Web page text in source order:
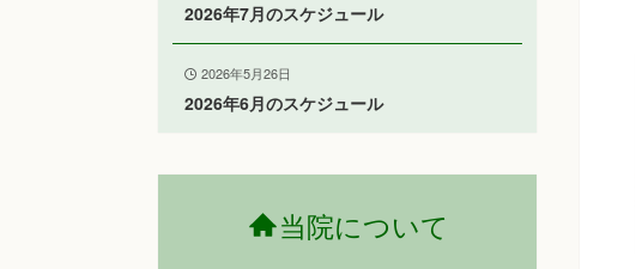
2026年7月のスケジュール
2026年5月26日
2026年6月のスケジュール
当院について